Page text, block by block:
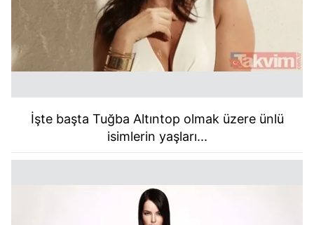
toplumu hizmetlerinin sunulması amacıyla
kullanılmaktadır. Diğer çerezler, sitemizin daha işlevsel
kılınması ve kişiselleştirilmesi ve sizlere yönelik
reklam/pazarlama faaliyetlerinin yapılması, amaçlarıyla
Çerezlere ilişkin tercihlerinizi aşağıda yer alan panel
vasıtasıyla belirleyebilirsiniz. Çerezlere ilişkin detaylı bilgi
için Ayarlar butonuna tıklayabilir,Çerez Bilgilendirme
6698 sayılı Kişisel Verilerin Korunması Kanunu uyarınca
hazırlanmış Aydınlatma Metnimizi okumak ve sitemizde
İşte başta Tuğba Altıntop olmak üzere ünlü
isimlerin yaşları...